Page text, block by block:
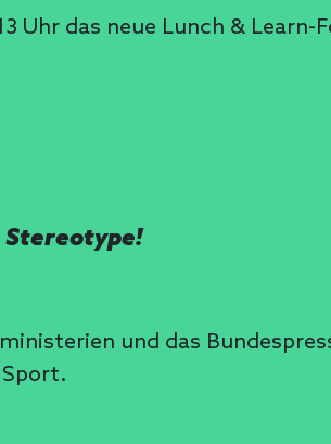
Uhr das neue Lunch &
und das
Sport.